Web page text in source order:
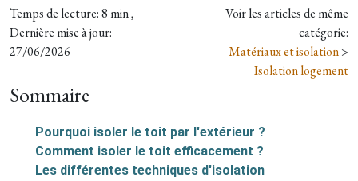
Temps de lecture: 8 min ,
Dernière mise à jour:
27/06/2026
Voir les articles de même
catégorie:
Matériaux et isolation>
Isolation logement
Sommaire
Pourquoi isoler le toit par l'extérieur ?
Comment isoler le toit efficacement ?
Les différentes techniques d'isolation